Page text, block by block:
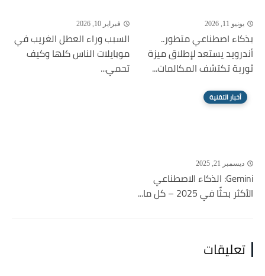
يونيو 11, 2026
بذكاء اصطناعي متطور..
أندرويد يستعد لإطلاق ميزة
ثورية تكتشف المكالمات...
فبراير 10, 2026
السبب وراء العطل الغريب في
موبايلات الناس كلها وكيف
تحمي...
أخبار التقنية
ديسمبر 21, 2025
Gemini: الذكاء الاصطناعي
الأكثر بحثًا في 2025 – كل ما...
تعليقات